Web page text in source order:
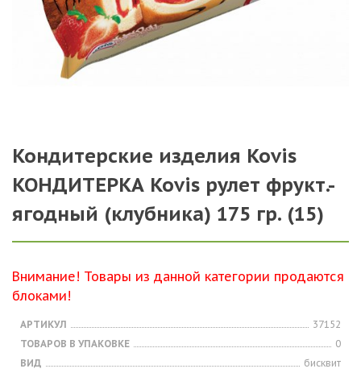
Кондитерские изделия Kovis
КОНДИТЕРКА Kovis рулет фрукт.-
ягодный (клубника) 175 гр. (15)
Внимание! Товары из данной категории продаются
блоками!
АРТИКУЛ
37152
ТОВАРОВ В УПАКОВКЕ
0
ВИД
бисквит